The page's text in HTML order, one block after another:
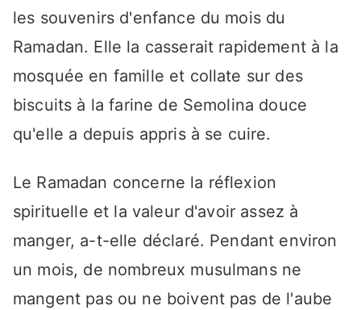
les souvenirs d'enfance du mois du
Ramadan. Elle la casserait rapidement à la
mosquée en famille et collate sur des
biscuits à la farine de Semolina douce
qu'elle a depuis appris à se cuire.
Le Ramadan concerne la réflexion
spirituelle et la valeur d'avoir assez à
manger, a-t-elle déclaré. Pendant environ
un mois, de nombreux musulmans ne
mangent pas ou ne boivent pas de l'aube